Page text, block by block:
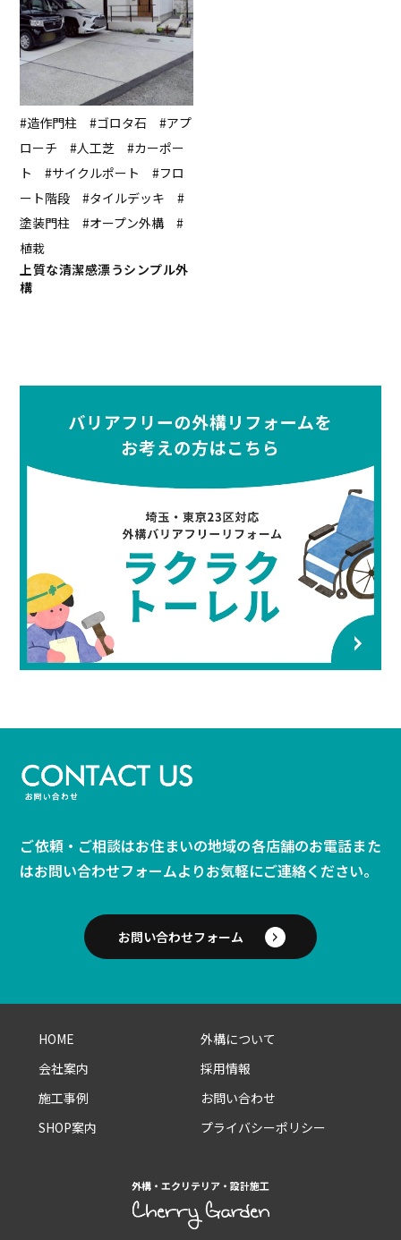
#造作門柱 #ゴロタ石 #アプ
ローチ #人工芝 #カーポー
ト #サイクルポート #フロ
ート階段 #タイルデッキ #
塗装門柱 #オープン外構 #
植栽
上質な清潔感漂うシンプル外
構
ご依頼・ご相談はお住まいの地域の各店舗のお電話また
はお問い合わせフォームよりお気軽にご連絡ください。
お問い合わせフォーム
HOME
会社案内
施工事例
SHOP案内
外構について
採用情報
お問い合わせ
プライバシーポリシー
外構・エクリテリア・設計施工